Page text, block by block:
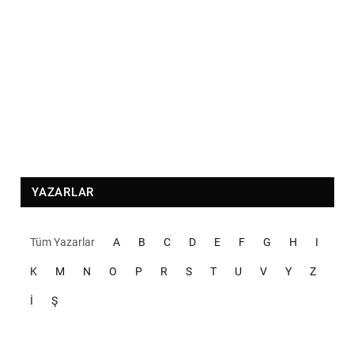
YAZARLAR
Tüm Yazarlar A B C D E F G H I
K M N O P R S T U V Y Z
İ Ş